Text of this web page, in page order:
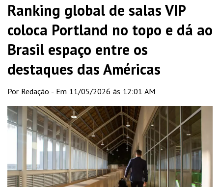
Ranking global de salas VIP
coloca Portland no topo e dá ao
Brasil espaço entre os
destaques das Américas
Por Redação - Em 11/05/2026 às 12:01 AM